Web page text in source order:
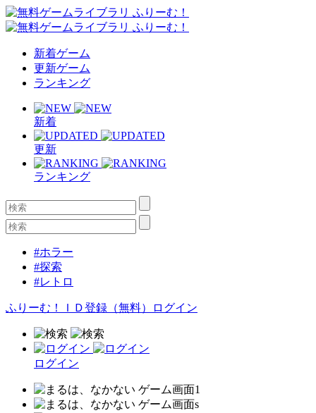
新着ゲーム
更新ゲーム
ランキング
新着
更新
ランキング
#ホラー
#探索
#レトロ
ふりーむ！ＩＤ登録（無料） ログイン
ログイン